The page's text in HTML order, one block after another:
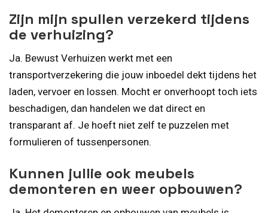
Zijn mijn spullen verzekerd tijdens
de verhuizing?
Ja. Bewust Verhuizen werkt met een
transportverzekering die jouw inboedel dekt tijdens het
laden, vervoer en lossen. Mocht er onverhoopt toch iets
beschadigen, dan handelen we dat direct en
transparant af. Je hoeft niet zelf te puzzelen met
formulieren of tussenpersonen.
Kunnen jullie ook meubels
demonteren en weer opbouwen?